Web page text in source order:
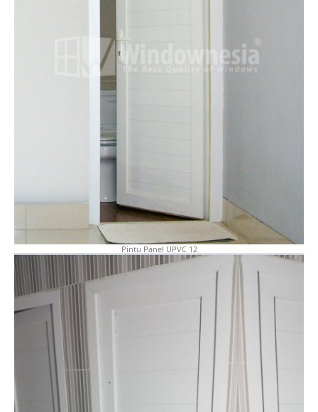
Pintu Panel UPVC 12